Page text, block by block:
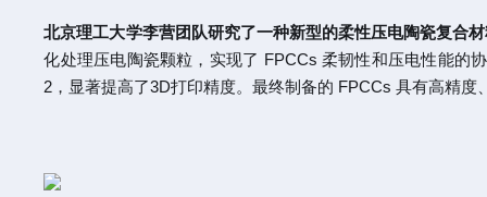
北京理工大学李营团队研究了一种新型的柔性压电陶瓷复合
化处理压电陶瓷颗粒，实现了 FPCCs 柔韧性和压电性能的
2，显著提高了3D打印精度。最终制备的 FPCCs 具有高精